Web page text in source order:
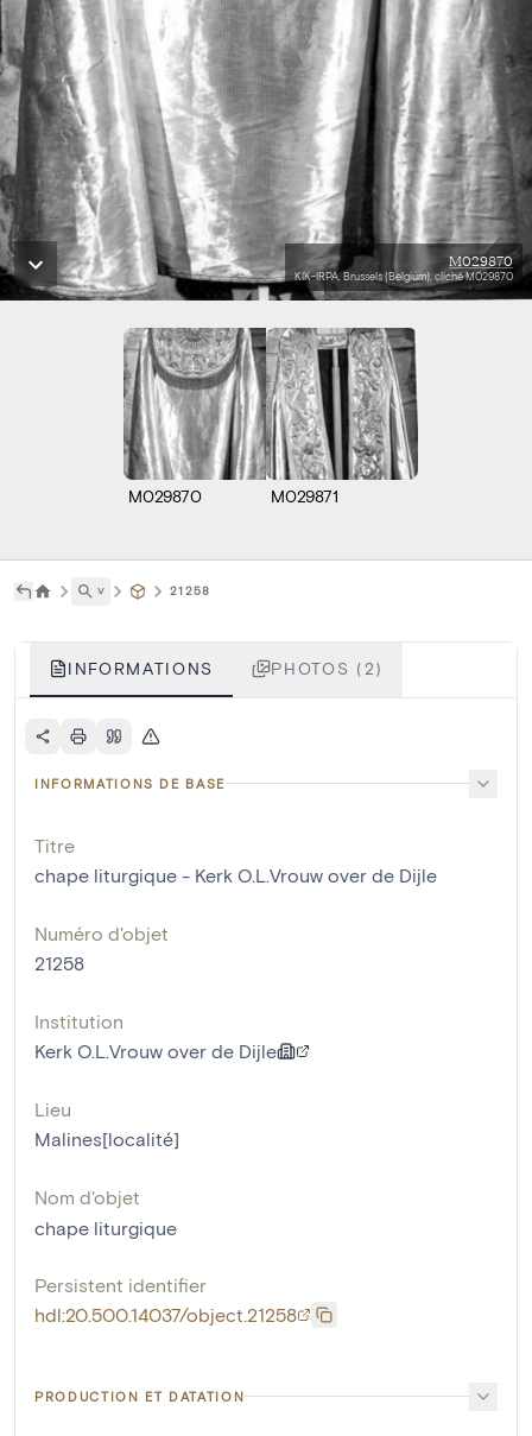
M029870
KIK-IRPA, Brussels (Belgium), cliché M029870
M029870 M029871
˅ 21258
INFORMATIONS PHOTOS (2)
INFORMATIONS DE BASE
Titre
chape liturgique - Kerk O.L.Vrouw over de Dijle
Numéro d'objet
21258
Institution
Kerk O.L.Vrouw over de Dijle
Lieu
Malines[localité]
Nom d'objet
chape liturgique
Persistent identifier
hdl:20.500.14037/object.21258
PRODUCTION ET DATATION